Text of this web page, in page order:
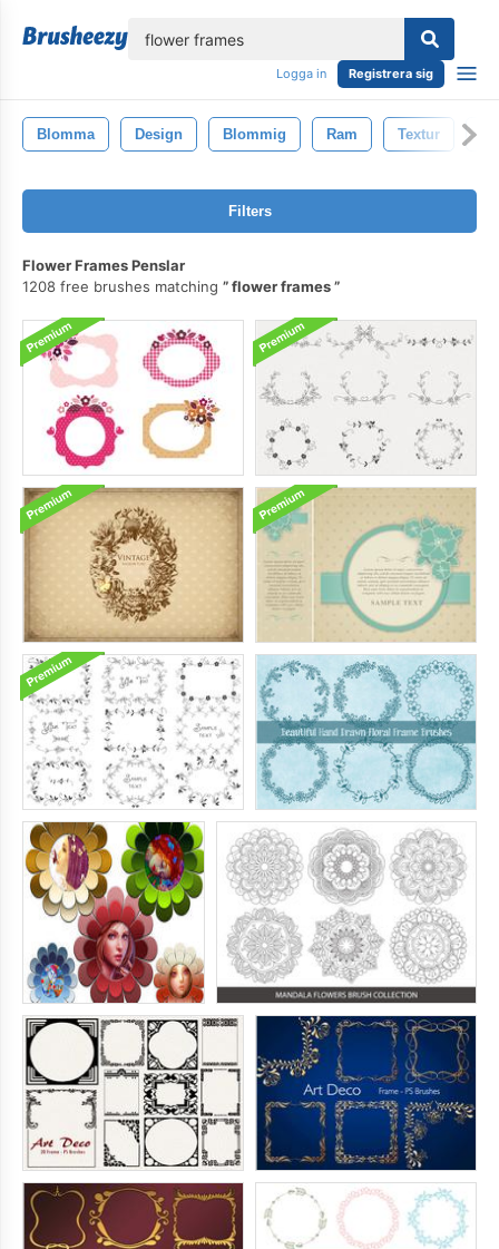
Logga in Registrera sig
Blomma Design Blommig Ram Textur
Filters
Flower Frames Penslar
1208 free brushes matching
flower frames